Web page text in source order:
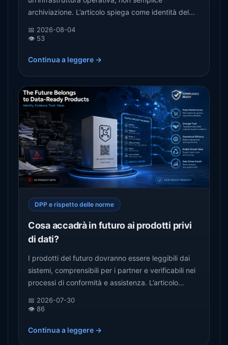
archiviazione. L’articolo spiega come identità del
incidano su audit, qualità e assistenza.
📅 2026-08-04
👁️ 53
Continua a leggere →
DPP e rispetto delle norme
Cosa accadrà in futuro ai prodotti privi
di dati?
I prodotti del futuro dovranno essere leggibili dai
sistemi, comprensibili per i partner e verificabili nei
processi di conformità e assistenza. L’articolo
al mercato, automazione, fiducia, riparazione,
📅 2026-07-30
👁️ 86
Continua a leggere →